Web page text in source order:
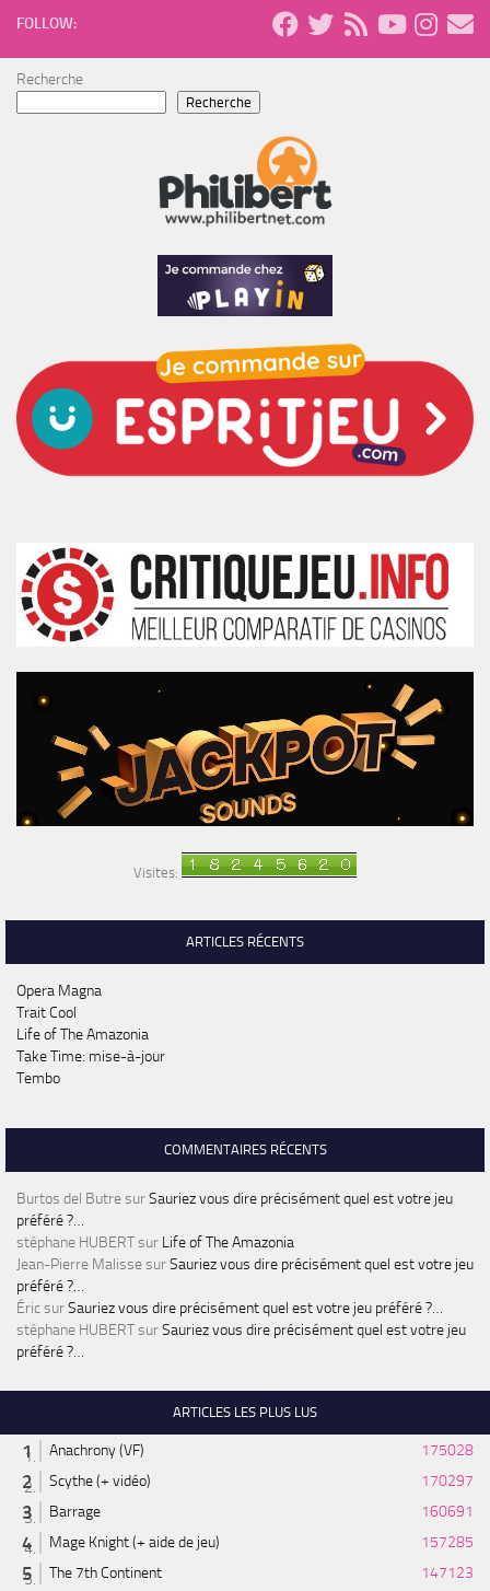
FOLLOW:
Recherche
Recherche
Visites:
ARTICLES RÉCENTS
Opera Magna
Trait Cool
Life of The Amazonia
Take Time: mise-à-jour
Tembo
COMMENTAIRES RÉCENTS
Burtos del ButresurSauriez vous dire précisément quel est votre jeu
préféré ?…
stéphane HUBERTsur Life of The Amazonia
Jean-Pierre MalissesurSauriez vous dire précisément quel est votre jeu
préféré ?…
ÉricsurSauriez vous dire précisément quel est votre jeu préféré ?…
stéphane HUBERTsurSauriez vous dire précisément quel est votre jeu
préféré ?…
ARTICLES LES PLUS LUS
Anachrony (VF)
175028
Scythe (+ vidéo)
170297
Barrage
160691
Mage Knight (+ aide de jeu)
157285
The 7th Continent
147123